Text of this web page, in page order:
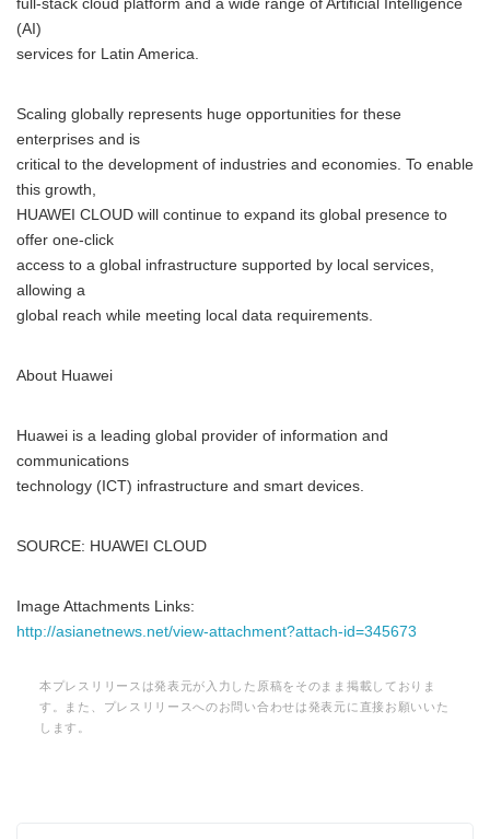
full-stack cloud platform and a wide range of Artificial Intelligence
(AI)
services for Latin America.
Scaling globally represents huge opportunities for these
enterprises and is
critical to the development of industries and economies. To enable
this growth,
HUAWEI CLOUD will continue to expand its global presence to
offer one-click
access to a global infrastructure supported by local services,
allowing a
global reach while meeting local data requirements.
About Huawei
Huawei is a leading global provider of information and
communications
technology (ICT) infrastructure and smart devices.
SOURCE: HUAWEI CLOUD
Image Attachments Links:
http://asianetnews.net/view-attachment?attach-id=345673
本プレスリリースは発表元が入力した原稿をそのまま掲載しておりま
す。また、プレスリリースへのお問い合わせは発表元に直接お願いいた
します。